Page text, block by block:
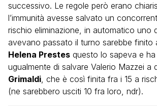
successivo. Le regole però erano
l’immunità avesse salvato un
rischio eliminazione, in automatico uno
avevano passato il turno sarebbe finito
Helena Prestes questo lo sapeva e
ugualmente di salvare Valerio Mazzei a
Grimaldi, che è così finita fra i 15 a
(ne sarebbero usciti 10 fra loro, ndr).